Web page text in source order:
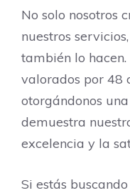
No solo nosotros
nuestros
también lo
valorados por 48
otorgándonos
demuestra
excelencia y la
Si estás